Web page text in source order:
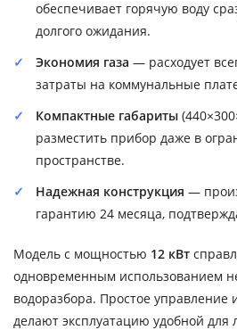
обеспечивает горячую воду
долгого ожидания.
Экономия газа — расходует
затраты на коммунальные
Компактные габариты
разместить прибор даже в
пространстве.
Надежная конструкция —
гарантию 24 месяца,
Модель с мощностью 12 кВт
одновременным использованием
водоразбора. Простое
делают эксплуатацию удобной для